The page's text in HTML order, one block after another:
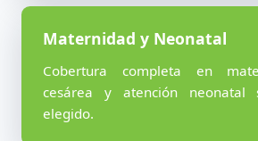
Maternidad y Neonatal
Cobertura completa en
cesárea y atención neonatal
elegido.